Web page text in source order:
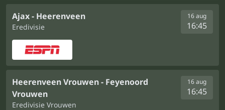
Ajax - Heerenveen
Eredivisie
16 aug
16:45
Heerenveen Vrouwen - Feyenoord
Vrouwen
Eredivisie Vrouwen
16 aug
16:45